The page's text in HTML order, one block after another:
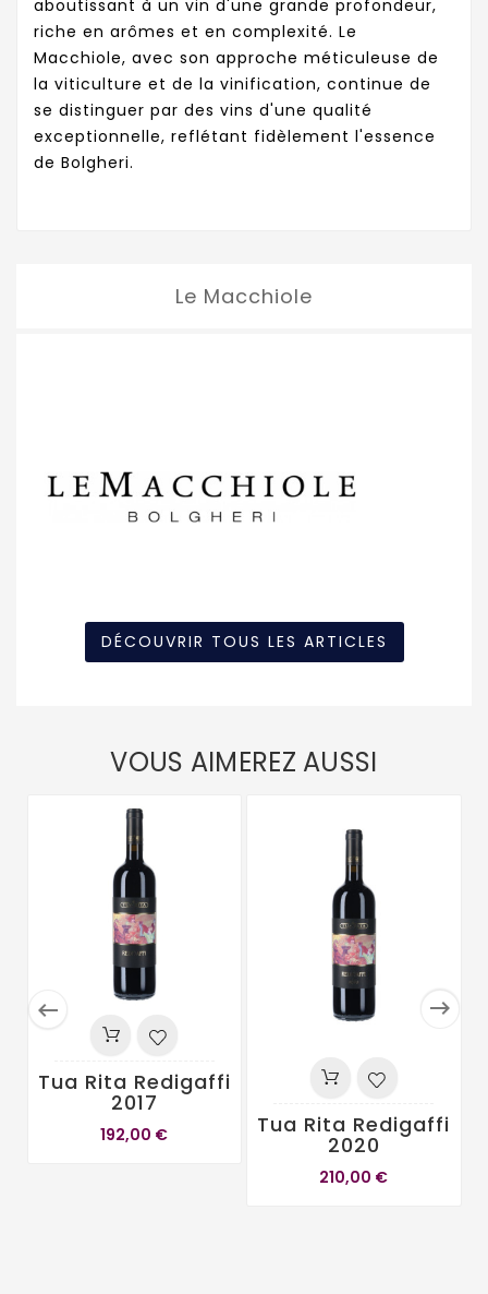
aboutissant à un vin d'une grande profondeur,
riche en arômes et en complexité. Le
Macchiole, avec son approche méticuleuse de
la viticulture et de la vinification, continue de
se distinguer par des vins d'une qualité
exceptionnelle, reflétant fidèlement l'essence
de Bolgheri.
Le Macchiole
DÉCOUVRIR TOUS LES ARTICLES
VOUS AIMEREZ AUSSI
 
Tua Rita Redigaffi
2017
192,00 € Tua Rita Redigaffi
2020
210,00 €